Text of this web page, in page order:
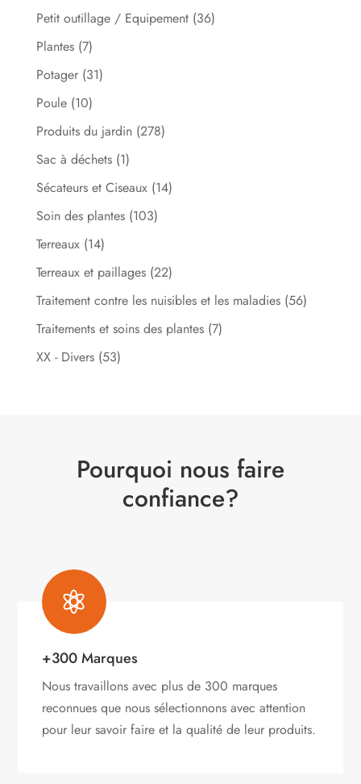
Petit outillage / Equipement (36)
Plantes (7)
Potager (31)
Poule (10)
Produits du jardin (278)
Sac à déchets (1)
Sécateurs et Ciseaux (14)
Soin des plantes (103)
Terreaux (14)
Terreaux et paillages (22)
Traitement contre les nuisibles et les maladies (56)
Traitements et soins des plantes (7)
XX - Divers (53)
Pourquoi nous faire
confiance?

+300 Marques
Nous travaillons avec plus de 300 marques
reconnues que nous sélectionnons avec attention
pour leur savoir faire et la qualité de leur produits.